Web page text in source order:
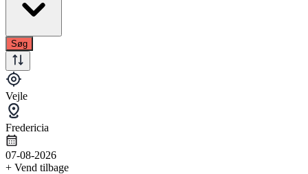
Søg
Vejle
Fredericia
07-08-2026
+ Vend tilbage